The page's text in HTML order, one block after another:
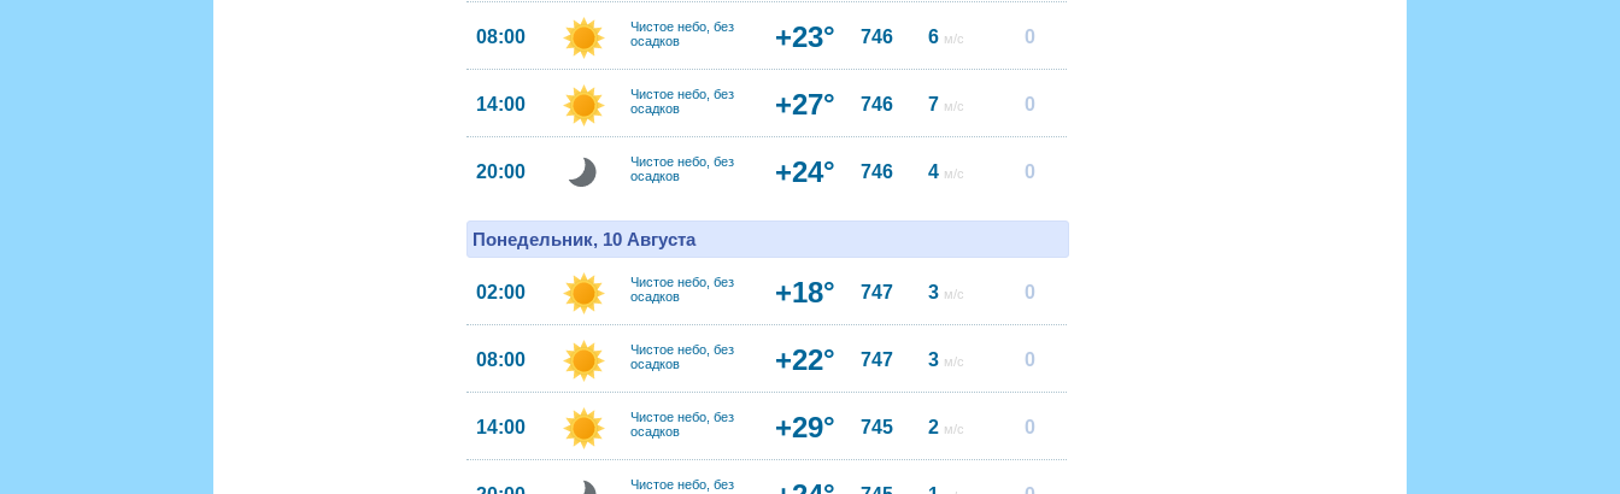
08:00
Чистое небо, без
осадков
+23° 746 6 м/с 0
14:00
Чистое небо, без
осадков
+27° 746 7 м/с 0
20:00
Чистое небо, без
осадков
+24° 746 4 м/с 0
Понедельник, 10 Августа
02:00
Чистое небо, без
осадков
+18° 747 3 м/с 0
08:00
Чистое небо, без
осадков
+22° 747 3 м/с 0
14:00
Чистое небо, без
осадков
+29° 745 2 м/с 0
Чистое небо, без